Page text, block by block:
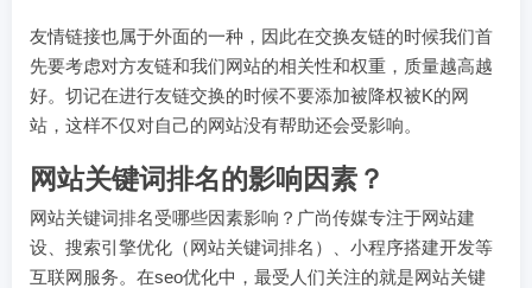
友情链接也属于外面的一种，因此在交换友链的时候我们首
先要考虑对方友链和我们网站的相关性和权重，质量越高越
好。切记在进行友链交换的时候不要添加被降权被K的网
站，这样不仅对自己的网站没有帮助还会受影响。
网站关键词排名的影响因素？
网站关键词排名受哪些因素影响？广尚传媒专注于网站建
设、搜索引擎优化（网站关键词排名）、小程序搭建开发等
互联网服务。在seo优化中，最受人们关注的就是网站关键